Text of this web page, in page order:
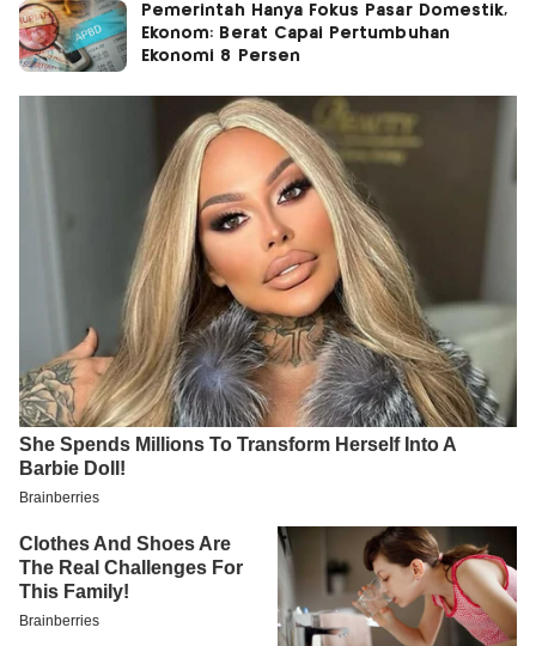
Pemerintah Hanya Fokus Pasar Domestik,
Ekonom: Berat Capai Pertumbuhan
Ekonomi 8 Persen